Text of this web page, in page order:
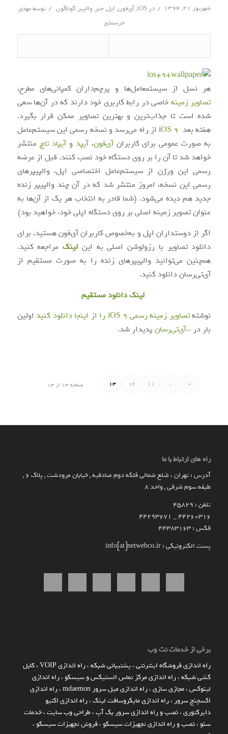
شهریور ۲۱, ۱۳۹۴ / درiOS
,آی‌فون, اپل,خبر, والپیر,گوناگون / توسطمهدی
خرسندی
هر نسل از سیستم‎عامل‌ها و پرچم‌داران کمپانی‌های مطرح،
تصاویر زمینه خاصی در رابط کاربری خود دارند که در آن‌ها سعی
شده است تا جذاب‌ترین و بهترین تصاویر ممکن قرار بگیرد.
هفته‌ بعد i OS 9از راه می‌رسد و نسخه‌ رسمی این سیستم‌عامل
به صورت عمومی برای کاربرانآی‌فون،آیپد وآیپاد تاچ منتشر
خواهد شد تا آن را بر روی دستگاه خود نصب کنند. قبل از عرضه‌
رسمی این ورژن از سیستم‌عامل اختصاصی اپل، والپیپرهای
رسمی این نسخه، امروز منتشر شد که در آن چند والپیپر زنده‌
جدید هم دیده می‌شود. (شما قادر به انتخاب هر یک از آن‌ها به
عنوان تصویر زمینه اصلی بر روی دستگاه اپلی خود، خواهید بود)
اگر از دوستداران اپل و به‌خصوص کاربران آی‌فون هستید، برای
دانلود تصاویر با رزولوشن اصلی به این لینکمراجعه کنید.
همچنین می‌توانید والپیپرهای زنده را به صورت مستقیم از
آی‌تی‌رسان دانلود کنید.
لینک دانلود مستقیم
نوشتهتصاویر زمینه رسمی iOS 9 را از اینجا دانلود کنید
اولین
بار در -آی‌تی‌رسانپدیدار شد.
صفحه 13 از 13 «
‹
11
12
13
راه های ارتباط با ما
آدرس : تهران ، ضلع شمالی فلکه دوم صادقیه , خیابان مرودشت , پلاک ۶ ,
طبقه سوم شرقی , واحد ۸
تلفن : 45829
۴۴۲۶۰۳۱۶ _ 44293671
فکس : 44383163
پست الکترونیکی : info[at]netwebco.ir
برخی از خدمات نت وب
راه اندازي فروشگاه اينترنتي،پشتیبانی شبکه،راه اندازی VOIP ،کابل
کشی شبکه،راه اندازی مرکز تماس الستیکس و سیسکو ،راه اندازی
لینوکس،مجازی سازی،راه اندازی میل سرور mdaemon ،راه اندازی
اکسچنج سرور ،راه اندازی مایکروسافت لینک،راه اندازی اکتیو
دایرکتوری،نصب و راه اندازی سرور بک آپ،طراحی وب سایت،خدمات
سئو ،نصب و راه اندازی تجهیزات سیسکو ،فروش تجهیزات سیسکو ،